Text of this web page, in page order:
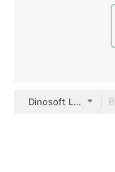
Dinosoft Lineal